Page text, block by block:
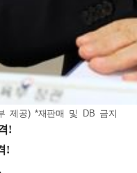
제공) *재판매 및 DB 금지